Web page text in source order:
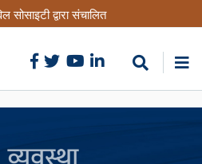
सोसाइटी द्वारा संचालित